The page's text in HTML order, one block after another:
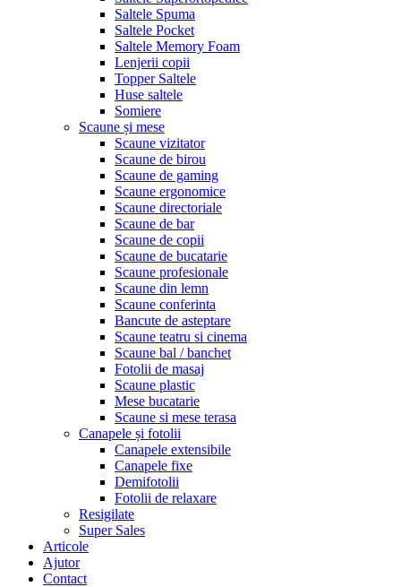
Saltele Spuma
Saltele Pocket
Saltele Memory Foam
Lenjerii copii
Topper Saltele
Huse saltele
Somiere
Scaune și mese
Scaune vizitator
Scaune de birou
Scaune de gaming
Scaune ergonomice
Scaune directoriale
Scaune de bar
Scaune de copii
Scaune de bucatarie
Scaune profesionale
Scaune din lemn
Scaune conferinta
Bancute de asteptare
Scaune teatru si cinema
Scaune bal / banchet
Fotolii de masaj
Scaune plastic
Mese bucatarie
Scaune si mese terasa
Canapele și fotolii
Canapele extensibile
Canapele fixe
Demifotolii
Fotolii de relaxare
Resigilate
Super Sales
Articole
Ajutor
Contact